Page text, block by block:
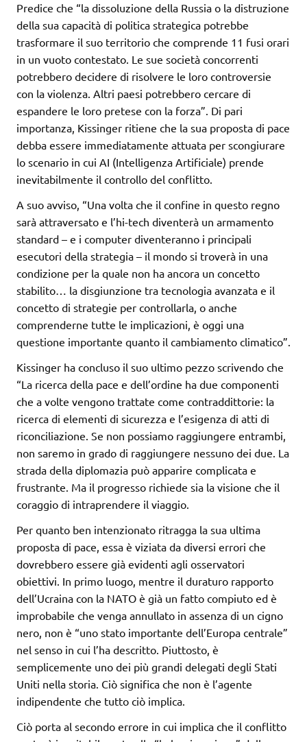
Predice che “la dissoluzione della Russia o la distruzione
della sua capacità di politica strategica potrebbe
trasformare il suo territorio che comprende 11 fusi orari
in un vuoto contestato. Le sue società concorrenti
potrebbero decidere di risolvere le loro controversie
con la violenza. Altri paesi potrebbero cercare di
espandere le loro pretese con la forza”. Di pari
importanza, Kissinger ritiene che la sua proposta di pace
debba essere immediatamente attuata per scongiurare
lo scenario in cui AI (Intelligenza Artificiale) prende
inevitabilmente il controllo del conflitto.
A suo avviso, “Una volta che il confine in questo regno
sarà attraversato e l’hi-tech diventerà un armamento
standard – e i computer diventeranno i principali
esecutori della strategia – il mondo si troverà in una
condizione per la quale non ha ancora un concetto
stabilito… la disgiunzione tra tecnologia avanzata e il
concetto di strategie per controllarla, o anche
comprenderne tutte le implicazioni, è oggi una
questione importante quanto il cambiamento climatico”.
Kissinger ha concluso il suo ultimo pezzo scrivendo che
“La ricerca della pace e dell’ordine ha due componenti
che a volte vengono trattate come contraddittorie: la
ricerca di elementi di sicurezza e l’esigenza di atti di
riconciliazione. Se non possiamo raggiungere entrambi,
non saremo in grado di raggiungere nessuno dei due. La
strada della diplomazia può apparire complicata e
frustrante. Ma il progresso richiede sia la visione che il
coraggio di intraprendere il viaggio.
Per quanto ben intenzionato ritragga la sua ultima
proposta di pace, essa è viziata da diversi errori che
dovrebbero essere già evidenti agli osservatori
obiettivi. In primo luogo, mentre il duraturo rapporto
dell’Ucraina con la NATO è già un fatto compiuto ed è
improbabile che venga annullato in assenza di un cigno
nero, non è “uno stato importante dell’Europa centrale”
nel senso in cui l’ha descritto. Piuttosto, è
semplicemente uno dei più grandi delegati degli Stati
Uniti nella storia. Ciò significa che non è l’agente
indipendente che tutto ciò implica.
Ciò porta al secondo errore in cui implica che il conflitto